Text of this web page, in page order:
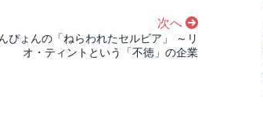
次へ
ぴょんの「ねらわれたセルビア」 ～リ
オ・ティントという「不徳」の企業